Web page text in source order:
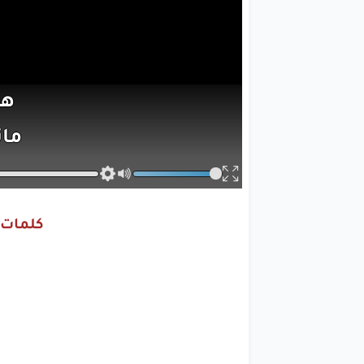
كلمات